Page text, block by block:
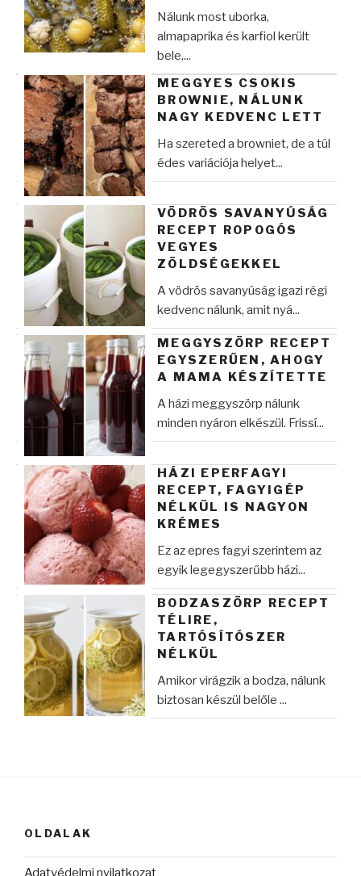
Nálunk most uborka,
almapaprika és karfiol került
bele,...
MEGGYES CSOKIS
BROWNIE, NÁLUNK
NAGY KEDVENC LETT
Ha szereted a browniet, de a túl
édes variációja helyet...
VÖDRÖS SAVANYÚSÁG
RECEPT ROPOGÓS
VEGYES
ZÖLDSÉGEKKEL
A vödrös savanyúság igazi régi
kedvenc nálunk, amit nyá...
MEGGYSZÖRP RECEPT
EGYSZERŰEN, AHOGY
A MAMA KÉSZÍTETTE
A házi meggyszörp nálunk
minden nyáron elkészül. Frissí...
HÁZI EPERFAGYI
RECEPT, FAGYIGÉP
NÉLKÜL IS NAGYON
KRÉMES
Ez az epres fagyi szerintem az
egyik legegyszerűbb házi...
BODZASZÖRP RECEPT
TÉLIRE,
TARTÓSÍTÓSZER
NÉLKÜL
Amikor virágzik a bodza, nálunk
biztosan készül belőle ...
OLDALAK
Adatvédelmi nyilatkozat